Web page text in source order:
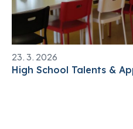
23. 3. 2026
High School Talents &